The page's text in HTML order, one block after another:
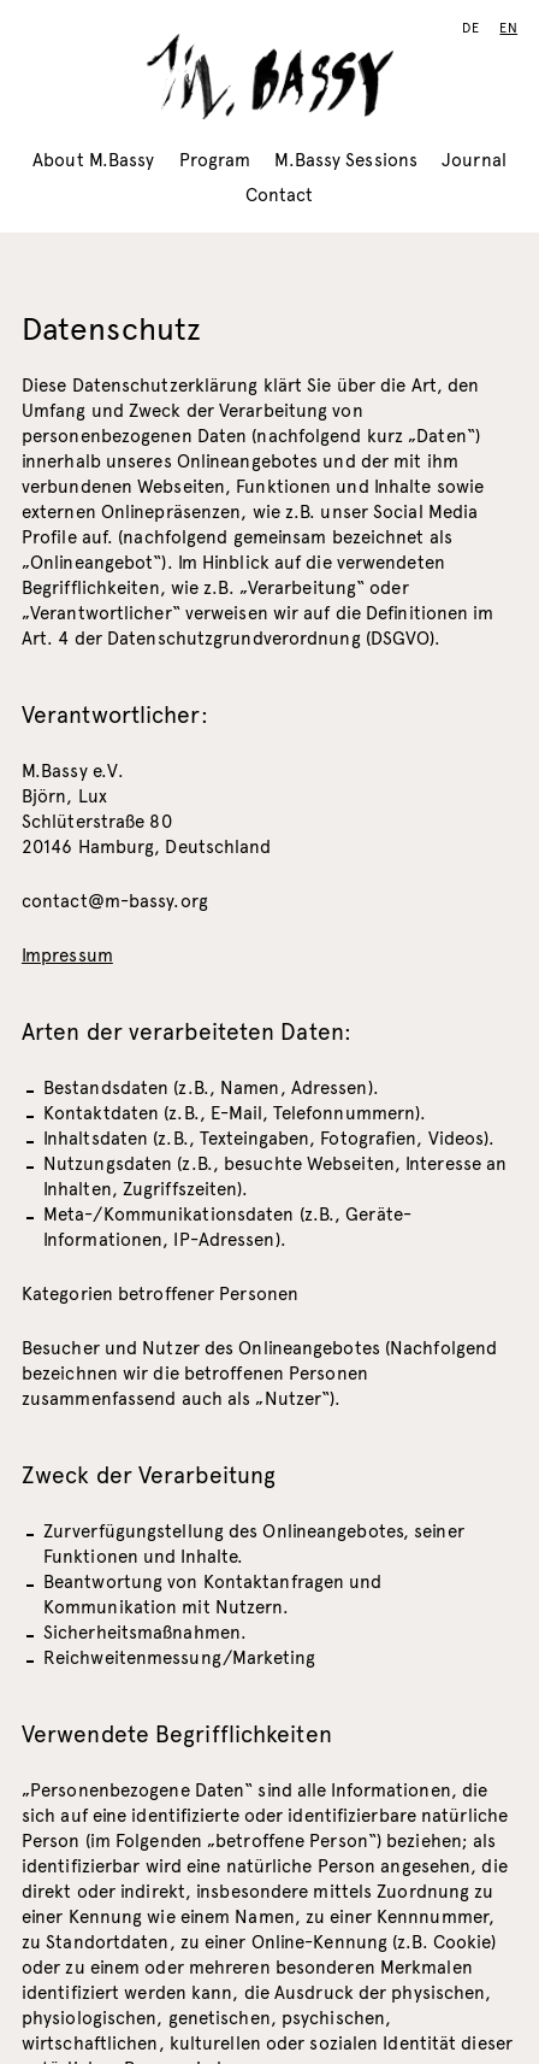
About M.Bassy Program M.Bassy Sessions
Journal
Contact
DE EN
Datenschutz
Diese Datenschutzerklärung klärt Sie über die Art, den
Umfang und Zweck der Verarbeitung von
personenbezogenen Daten (nachfolgend kurz „Daten“)
innerhalb unseres Onlineangebotes und der mit ihm
verbundenen Webseiten, Funktionen und Inhalte sowie
externen Onlinepräsenzen, wie z.B. unser Social Media
Profile auf. (nachfolgend gemeinsam bezeichnet als
„Onlineangebot“). Im Hinblick auf die verwendeten
Begrifflichkeiten, wie z.B. „Verarbeitung“ oder
„Verantwortlicher“ verweisen wir auf die Definitionen im
Art. 4 der Datenschutzgrundverordnung (DSGVO).
Verantwortlicher:
M.Bassy e.V.
Björn, Lux
Schlüterstraße 80
20146 Hamburg, Deutschland
contact@m-bassy.org
Impressum
Arten der verarbeiteten Daten:
Bestandsdaten (z.B., Namen, Adressen).
Kontaktdaten (z.B., E-Mail, Telefonnummern).
Inhaltsdaten (z.B., Texteingaben, Fotografien, Videos).
Nutzungsdaten (z.B., besuchte Webseiten, Interesse an
Inhalten, Zugriffszeiten).
Meta-/Kommunikationsdaten (z.B., Geräte-
Informationen, IP-Adressen).
Kategorien betroffener Personen
Besucher und Nutzer des Onlineangebotes (Nachfolgend
bezeichnen wir die betroffenen Personen
zusammenfassend auch als „Nutzer“).
Zweck der Verarbeitung
Zurverfügungstellung des Onlineangebotes, seiner
Funktionen und Inhalte.
Beantwortung von Kontaktanfragen und
Kommunikation mit Nutzern.
Sicherheitsmaßnahmen.
Reichweitenmessung/Marketing
Verwendete Begrifflichkeiten
„Personenbezogene Daten“ sind alle Informationen, die
sich auf eine identifizierte oder identifizierbare natürliche
Person (im Folgenden „betroffene Person“) beziehen; als
identifizierbar wird eine natürliche Person angesehen, die
direkt oder indirekt, insbesondere mittels Zuordnung zu
einer Kennung wie einem Namen, zu einer Kennnummer,
zu Standortdaten, zu einer Online-Kennung (z.B. Cookie)
oder zu einem oder mehreren besonderen Merkmalen
identifiziert werden kann, die Ausdruck der physischen,
physiologischen, genetischen, psychischen,
wirtschaftlichen, kulturellen oder sozialen Identität dieser